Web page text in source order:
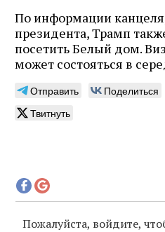
По информации
президента, Трамп
посетить Белый дом.
может состояться в
Отправить Поделиться
Твитнуть
Пожалуйста, войдите,